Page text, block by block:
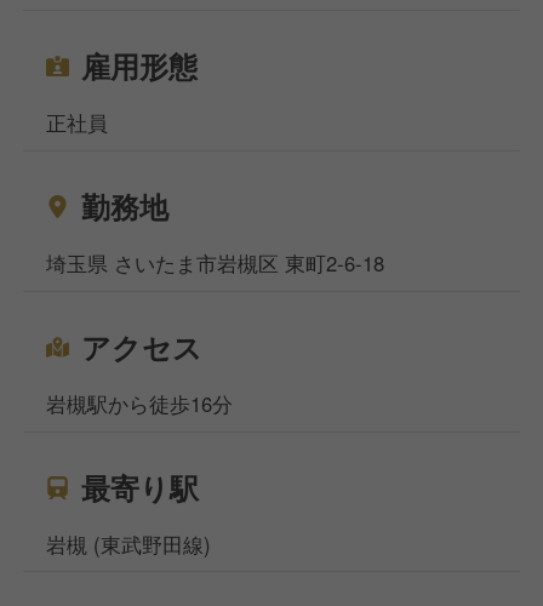
雇用形態
正社員
勤務地
埼玉県 さいたま市岩槻区 東町2-6-18
アクセス
岩槻駅から徒歩16分
最寄り駅
岩槻 (東武野田線)